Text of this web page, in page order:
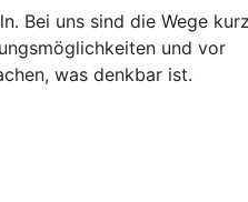
Bei uns sind die Wege kurz
und vor
was denkbar ist.